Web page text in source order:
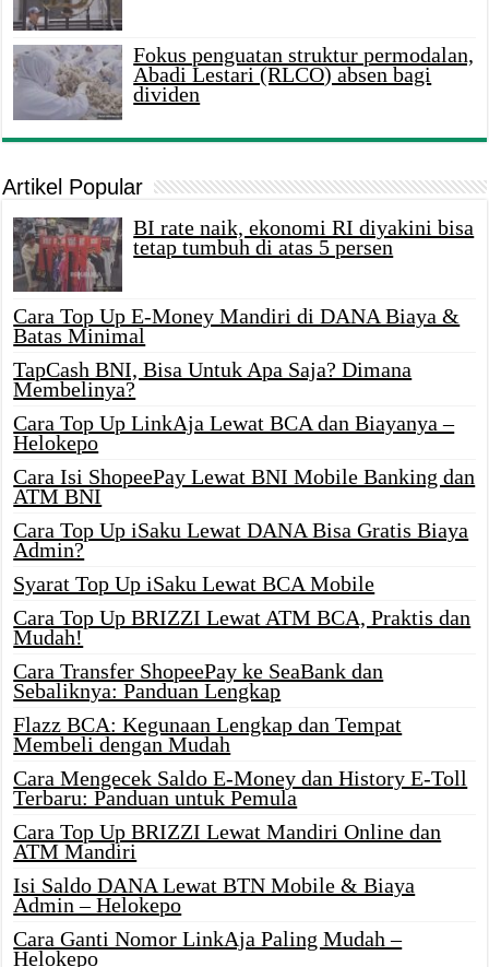
Fokus penguatan struktur permodalan,
Abadi Lestari (RLCO) absen bagi
dividen
Artikel Popular
BI rate naik, ekonomi RI diyakini bisa
tetap tumbuh di atas 5 persen
Cara Top Up E-Money Mandiri di DANA Biaya &
Batas Minimal
TapCash BNI, Bisa Untuk Apa Saja? Dimana
Membelinya?
Cara Top Up LinkAja Lewat BCA dan Biayanya –
Helokepo
Cara Isi ShopeePay Lewat BNI Mobile Banking dan
ATM BNI
Cara Top Up iSaku Lewat DANA Bisa Gratis Biaya
Admin?
Syarat Top Up iSaku Lewat BCA Mobile
Cara Top Up BRIZZI Lewat ATM BCA, Praktis dan
Mudah!
Cara Transfer ShopeePay ke SeaBank dan
Sebaliknya: Panduan Lengkap
Flazz BCA: Kegunaan Lengkap dan Tempat
Membeli dengan Mudah
Cara Mengecek Saldo E-Money dan History E-Toll
Terbaru: Panduan untuk Pemula
Cara Top Up BRIZZI Lewat Mandiri Online dan
ATM Mandiri
Isi Saldo DANA Lewat BTN Mobile & Biaya
Admin – Helokepo
Cara Ganti Nomor LinkAja Paling Mudah –
Helokepo